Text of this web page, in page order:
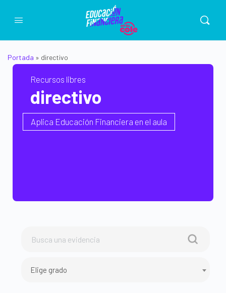
Portada » directivo
Recursos libres
directivo
Aplica Educación Financiera en el aula
Elige grado